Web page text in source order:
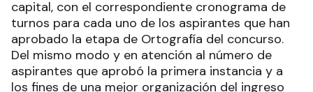
capital, con el correspondiente cronograma de
turnos para cada uno de los aspirantes que han
aprobado la etapa de Ortografía del concurso.
Del mismo modo y en atención al número de
aspirantes que aprobó la primera instancia y a
los fines de una mejor organización del ingreso